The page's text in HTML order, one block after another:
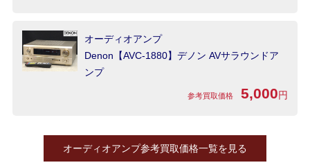
オーディオアンプ
Denon【AVC-1880】デノン AVサラウンドア
ンプ
参考買取価格 5,000円
オーディオアンプ参考買取価格一覧を見る